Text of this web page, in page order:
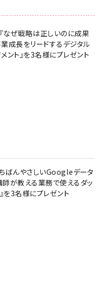
なぜ戦略は正しいのに成果
成長をリードするデジタル
ント』を3名様にプレゼント
ばんやさしいGoogleデータ
が教える業務で使えるダッ
を3名様にプレゼント